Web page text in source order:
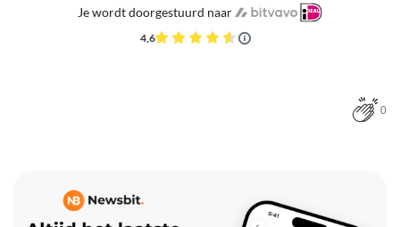
Je wordt doorgestuurd naar
4,6
0